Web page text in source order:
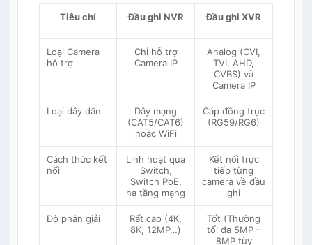
Tiêu chí Đầu ghi NVR Đầu ghi XVR
Loại Camera
hỗ trợ
Chỉ hỗ trợ
Camera IP
Analog (CVI,
TVI, AHD,
CVBS) và
Camera IP
Loại dây dẫn
Dây mạng
(CAT5/CAT6)
hoặc WiFi
Cáp đồng trục
(RG59/RG6)
Cách thức kết
nối
Linh hoạt qua
Switch,
Switch PoE,
hạ tầng mạng
Kết nối trực
tiếp từng
camera về đầu
ghi
Độ phân giải
Rất cao (4K,
8K, 12MP…)
Tốt (Thường
tối đa 5MP –
8MP tùy